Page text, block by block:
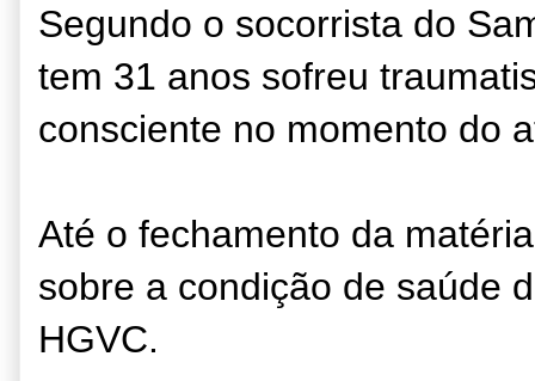
Segundo o socorrista do
tem 31 anos sofreu
consciente no momento do
Até o fechamento da
sobre a condição de saúde
HGVC.